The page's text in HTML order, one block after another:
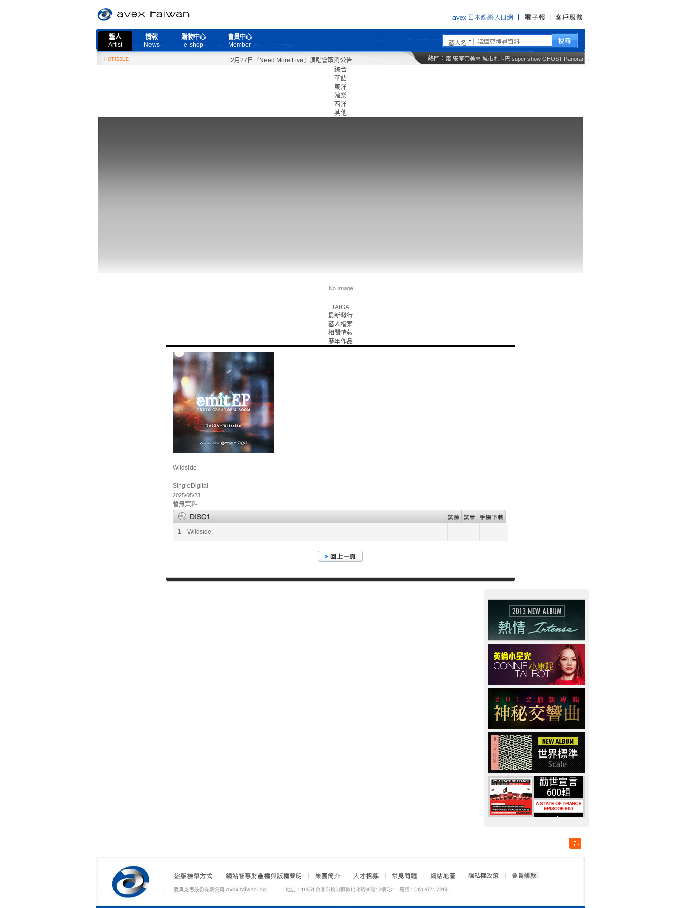
藝人
Artist
情報
News
購物中心
e-shop
會員中心
Member
藝人名
HOTISSUE 2月27日『Need More Live』演唱會取消公告 熱門： 嵐 安室奈美惠 城市札卡巴 super show GHOST Panorama
綜合
華語
東洋
韓樂
西洋
其他
TAIGA
最新發行
藝人檔案
相關情報
歷年作品
Wildside
Single Digital
2025/05/23
暫無資料
1 Wildside